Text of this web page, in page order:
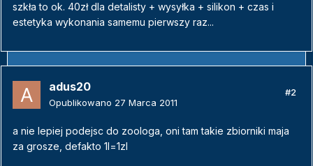
szkła to ok. 40zł dla detalisty + wysyłka + silikon + czas i
estetyka wykonania samemu pierwszy raz...
adus20
Opublikowano 27 Marca 2011
#2
a nie lepiej podejsc do zoologa, oni tam takie zbiorniki maja
za grosze, defakto 1l=1zl